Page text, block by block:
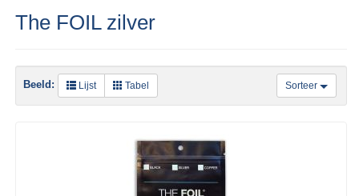
The FOIL zilver
Sorteer
Beeld: Lijst Tabel